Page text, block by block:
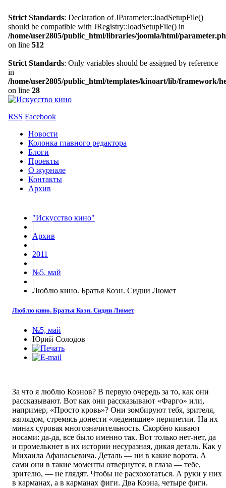
Strict Standards: Declaration of JParameter::loadSetupFile()
should be compatible with JRegistry::loadSetupFile() in
/home/user2805/public_html/libraries/joomla/html/
on line 512
Strict Standards: Only variables should be assigned by reference
in
/home/user2805/public_html/templates/kinoart/lib/framework/
on line 28
RSS Facebook
Новости
Колонка главного редактора
Блоги
Проекты
О журнале
Контакты
Архив
"Искусство кино"
|
Архив
|
2011
|
№5, май
|
Люблю кино. Братья Коэн. Сидни Люмет
Люблю кино. Братья Коэн. Сидни Люмет
№5, май
Юрий Солодов
За что я люблю Коэнов? В первую очередь за то, как они
рассказывают. Вот как они рассказывают «Фарго» или,
например, «Просто кровь»? Они зомбируют тебя, зрителя,
взглядом, стремясь донести «леденящие» перипетии. На их
минах суровая многозначительность. Скорбно кивают
носами: да-да, все было именно так. Вот только нет-нет, да
и промелькнет в их истории несуразная, дикая деталь. Как у
Михаила Афанасьевича. Деталь — ни в какие ворота. А
сами они в такие моменты отвернутся, в глаза — тебе,
зрителю, — не глядят. Чтобы не расхохотаться. А руки у них
в карманах, а в карманах фиги. Два Коэна, четыре фиги.